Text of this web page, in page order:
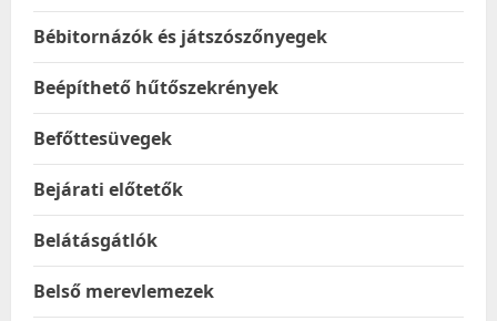
Bébitornázók és játszószőnyegek
Beépíthető hűtőszekrények
Befőttesüvegek
Bejárati előtetők
Belátásgátlók
Belső merevlemezek